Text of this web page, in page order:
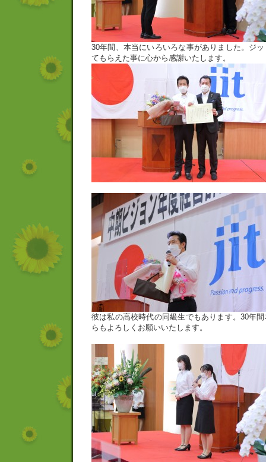
30年間、本当にいろいろな事がありました。ジ
てもらえた事に心から感謝いたします。
彼は私の高校時代の同級生でもあります。30年
らもよろしくお願いいたします。